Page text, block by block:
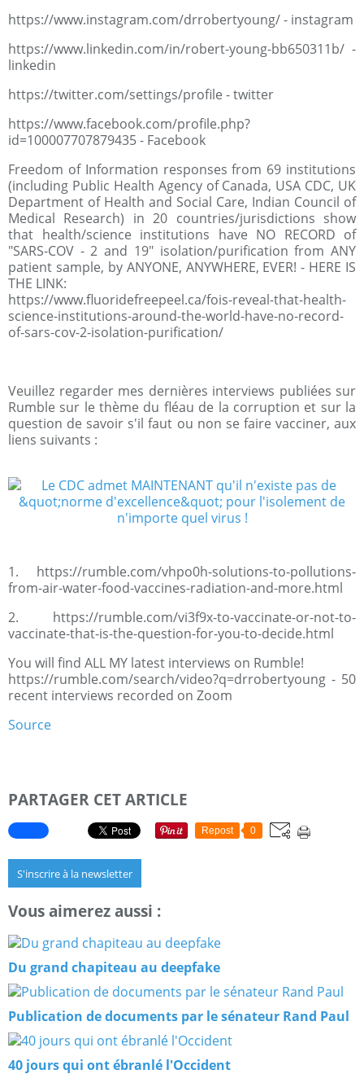
https://www.instagram.com/drrobertyoung/ - instagram
https://www.linkedin.com/in/robert-young-bb650311b/ -
linkedin
https://twitter.com/settings/profile - twitter
https://www.facebook.com/profile.php?
id=100007707879435 - Facebook
Freedom of Information responses from 69 institutions
(including Public Health Agency of Canada, USA CDC, UK
Department of Health and Social Care, Indian Council of
Medical Research) in 20 countries/jurisdictions show
that health/science institutions have NO RECORD of
"SARS-COV - 2 and 19" isolation/purification from ANY
patient sample, by ANYONE, ANYWHERE, EVER! - HERE IS
THE LINK:
https://www.fluoridefreepeel.ca/fois-reveal-that-health-
science-institutions-around-the-world-have-no-record-
of-sars-cov-2-isolation-purification/
Veuillez regarder mes dernières interviews publiées sur
Rumble sur le thème du fléau de la corruption et sur la
question de savoir s'il faut ou non se faire vacciner, aux
liens suivants :
1. https://rumble.com/vhpo0h-solutions-to-pollutions-
from-air-water-food-vaccines-radiation-and-more.html
2. https://rumble.com/vi3f9x-to-vaccinate-or-not-to-
vaccinate-that-is-the-question-for-you-to-decide.html
You will find ALL MY latest interviews on Rumble!
https://rumble.com/search/video?q=drrobertyoung - 50
recent interviews recorded on Zoom
Source
PARTAGER CET ARTICLE
Repost 0
S'inscrire à la newsletter
Vous aimerez aussi :
Du grand chapiteau au deepfake
Publication de documents par le sénateur Rand Paul
40 jours qui ont ébranlé l'Occident